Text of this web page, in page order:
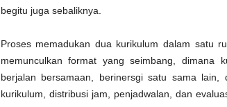
begitu juga sebaliknya
Proses memadukan dua kurikulum dalam satu
memunculkan format yangseimbang dimana
berjalan bersamaan berinersgi satu sama lain,
kurikulum
distribusijam, penjadwalan , dan